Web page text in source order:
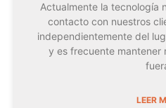
Actualmente la tecnología
contacto con nuestros
independientemente del
y es frecuente mantener
LEER